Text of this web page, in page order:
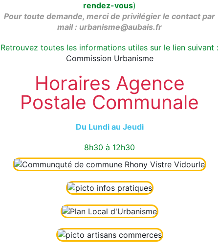
rendez-vous)
Pour toute demande, merci de privilégier le contact par
mail : urbanisme@aubais.fr
Retrouvez toutes les informations utiles sur le lien suivant :
Commission Urbanisme
Horaires Agence
Postale Communale
Du Lundi au Jeudi
8h30 à 12h30